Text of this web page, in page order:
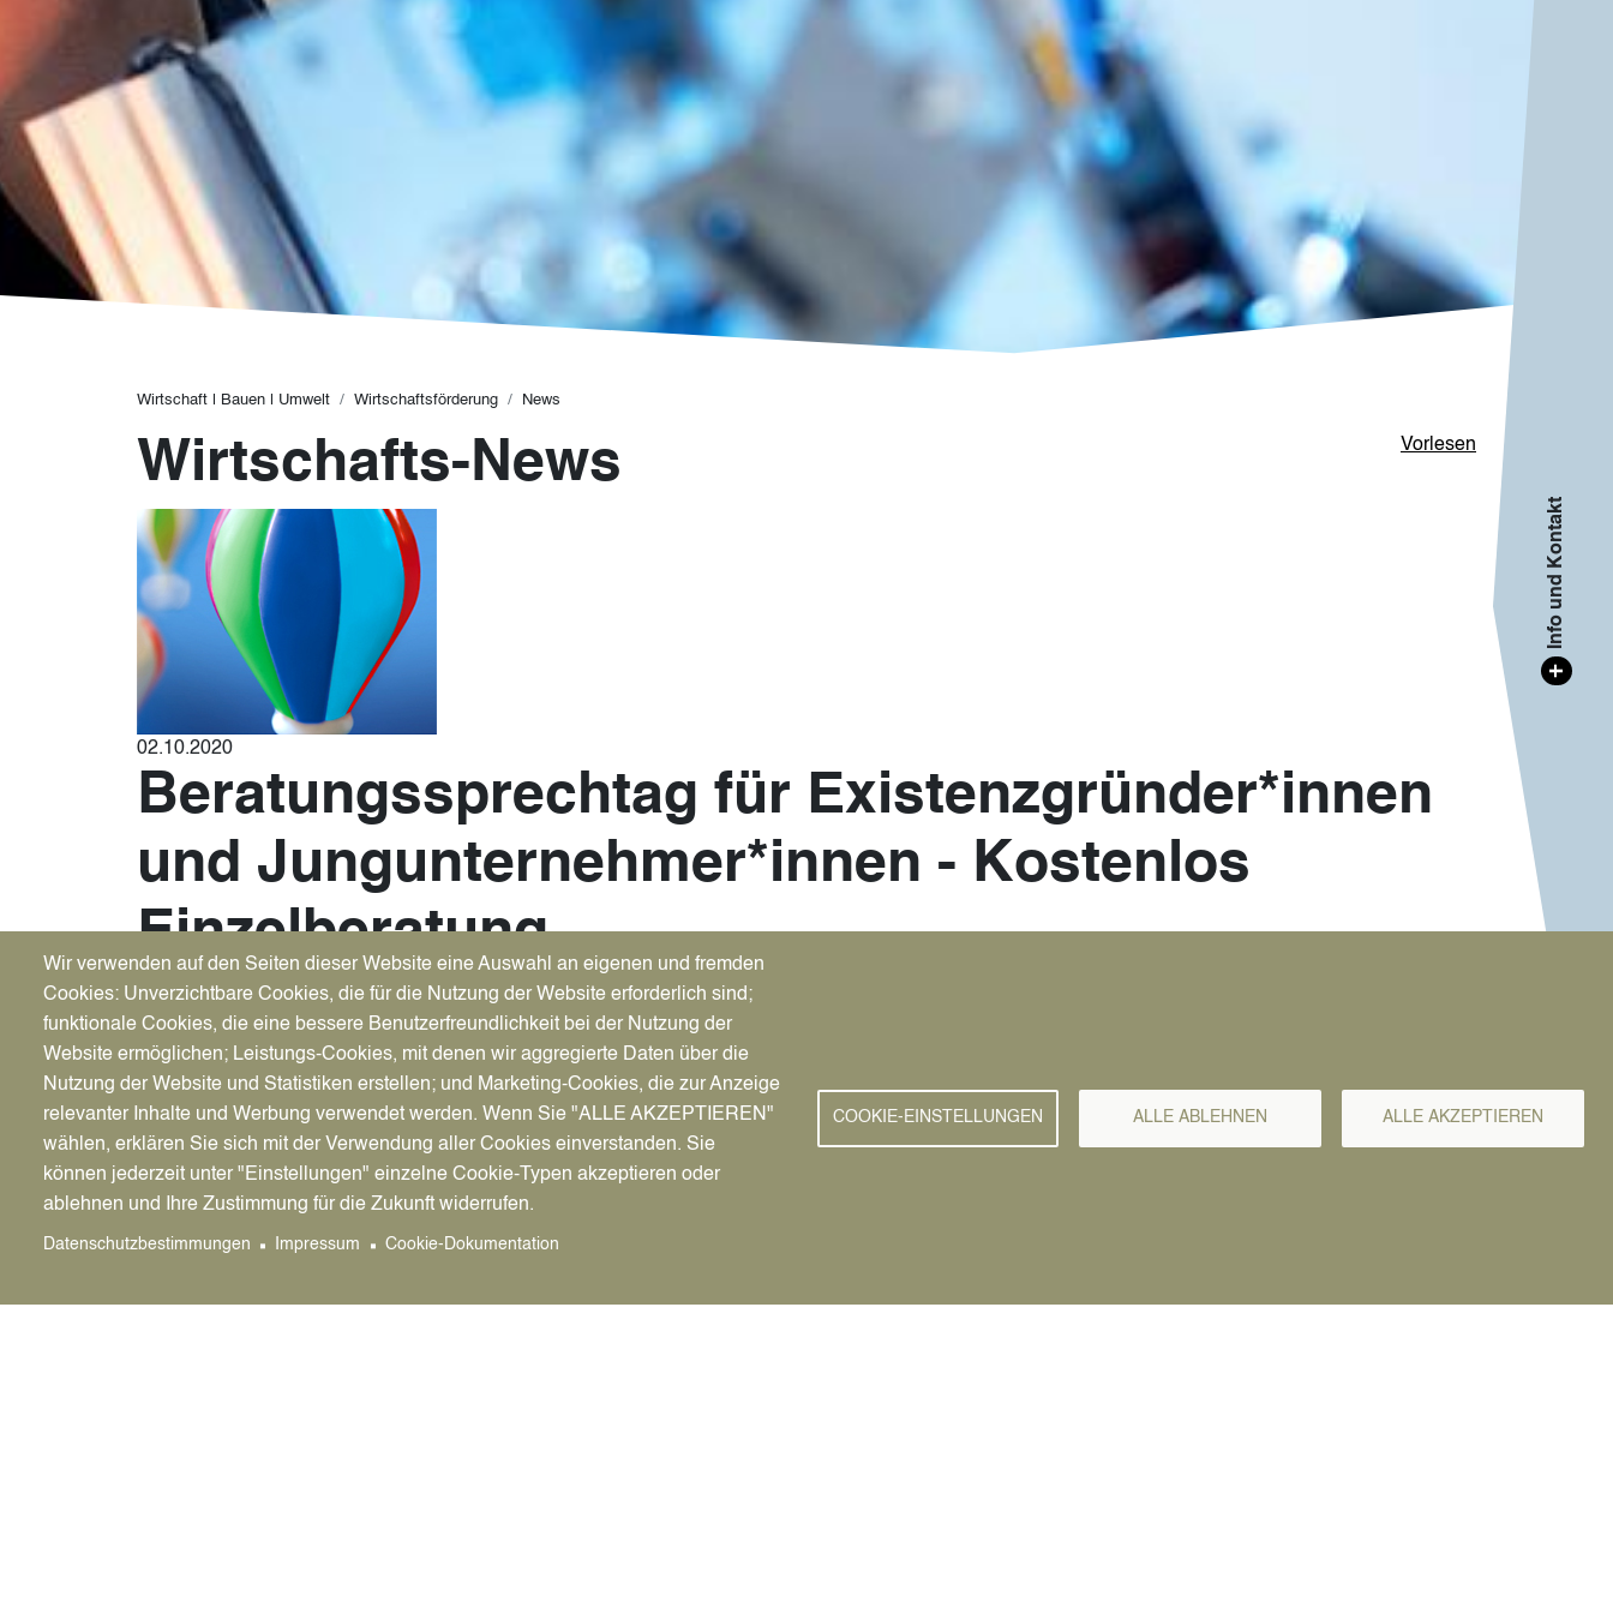
Pfadnavigation
Wirtschaft | Bauen | Umwelt Wirtschaftsförderung News
Vorlesen
Wirtschafts-News
02.10.2020
Beratungssprechtag für Existenzgründer*innen
und Jungunternehmer*innen - Kostenlos
Einzelberatung
2.10.2020 - Sie sind fester Bestandteil des Dattelner Serviceangebots für Existenzgründer*innen und Jungunternehmer*innen: die Beratersprechtage des
Startercenters NRW Emscher-Lippe beim Kreis Recklinghausen und der Wirtschaftsförderung der Stadt Datteln. Der nächste Sprechtag mit Eva Wobbe vom
Startercenter Recklinghausen findet statt am Donnerstag, 22. Oktober 2020
Die kostenlose Einzelberatung dauert etwa 45 Minuten. Eine Anmeldung ist erforderlich.
Beim Beratertag erhalten Gründer*innen in einer persönlichen Sprechstunde Antworten auf viele wichtige Fragen: Wie bereite ich eine Existenzgründung vor?
Was gehört in einen Geschäftsplan? Wie sichere ich meinen Lebensunterhalt in den ersten Monaten der Selbstständigkeit? Und vieles mehr.
Wir verwenden auf den Seiten dieser Website eine Auswahl an eigenen und fremden
Cookies: Unverzichtbare Cookies, die für die Nutzung der Website erforderlich sind;
funktionale Cookies, die eine bessere Benutzerfreundlichkeit bei der Nutzung der
Website ermöglichen; Leistungs-Cookies, mit denen wir aggregierte Daten über die
Nutzung der Website und Statistiken erstellen; und Marketing-Cookies, die zur Anzeige
relevanter Inhalte und Werbung verwendet werden. Wenn Sie "ALLE AKZEPTIEREN"
wählen, erklären Sie sich mit der Verwendung aller Cookies einverstanden. Sie
können jederzeit unter "Einstellungen" einzelne Cookie-Typen akzeptieren oder
ablehnen und Ihre Zustimmung für die Zukunft widerrufen.
Datenschutzbestimmungen Impressum Cookie-Dokumentation
COOKIE-EINSTELLUNGEN ALLE ABLEHNEN ALLE AKZEPTIEREN
+
Info und Kontakt